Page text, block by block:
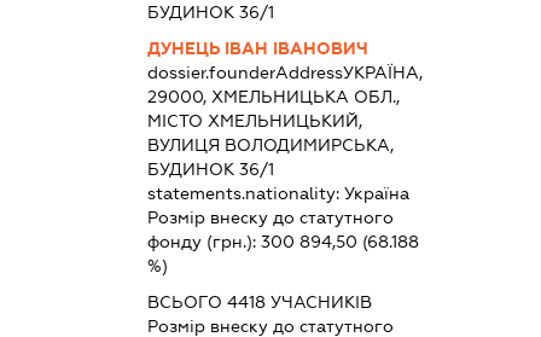
БУДИНОК 36/1
ДУНЕЦЬ ІВАН ІВАНОВИЧ
dossier.founderAddressУКРАЇНА,
29000, ХМЕЛЬНИЦЬКА ОБЛ.,
МІСТО ХМЕЛЬНИЦЬКИЙ,
ВУЛИЦЯ ВОЛОДИМИРСЬКА,
БУДИНОК 36/1
statements.nationality: Україна
Розмір внеску до статутного
фонду (грн.): 300 894,50 (68.188
%)
ВСЬОГО 4418 УЧАСНИКІВ
Розмір внеску до статутного